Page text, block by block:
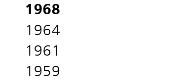
1968
1964
1961
1959